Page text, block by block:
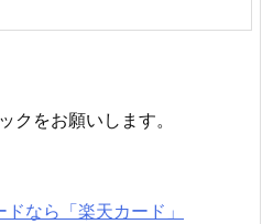
クをお願いします。
なら「楽天カード」